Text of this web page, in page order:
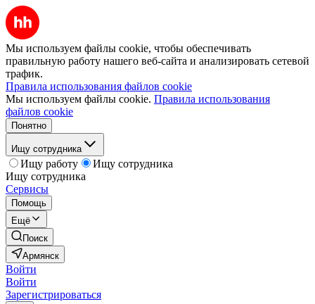
Мы используем файлы cookie, чтобы обеспечивать
правильную работу нашего веб-сайта и анализировать сетевой
трафик.
Правила использования файлов cookie
Мы используем файлы cookie. Правила использования
файлов cookie
Понятно
Ищу сотрудника
Ищу работу
Ищу сотрудника
Ищу сотрудника
Сервисы
Помощь
Ещё
Поиск
Армянск
Войти
Войти
Зарегистрироваться